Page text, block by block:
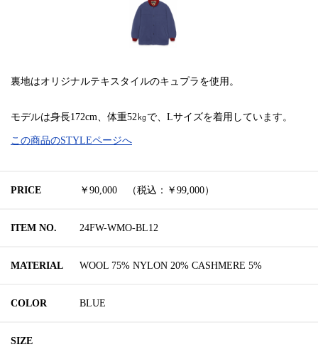
裏地はオリジナルテキスタイルのキュプラを使用。
モデルは身長172cm、体重52㎏で、Lサイズを着用しています。
この商品のSTYLEページへ
PRICE ￥90,000 （税込：￥99,000）
ITEM NO. 24FW-WMO-BL12
MATERIAL WOOL 75% NYLON 20% CASHMERE 5%
COLOR BLUE
SIZE